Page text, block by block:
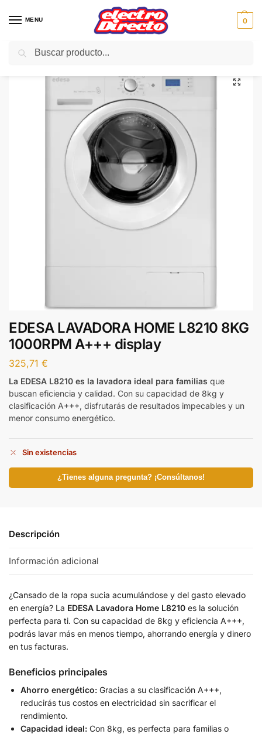
MENU 0
Inicio Gama blanca Lavadoras
EDESA LAVADORA HOME L8210 8KG
1000RPM A+++ display
325,71 €
La EDESA L8210 es la lavadora ideal para familias que
buscan eficiencia y calidad. Con su capacidad de 8kg y
clasificación A+++, disfrutarás de resultados impecables y un
menor consumo energético.
Sin existencias
¿Tienes alguna pregunta? ¡Consúltanos!
Descripción
Información adicional
¿Cansado de la ropa sucia acumulándose y del gasto elevado
en energía? La EDESA Lavadora Home L8210 es la solución
perfecta para ti. Con su capacidad de 8kg y eficiencia A+++,
podrás lavar más en menos tiempo, ahorrando energía y dinero
en tus facturas.
Beneficios principales
Ahorro energético: Gracias a su clasificación A+++,
reducirás tus costos en electricidad sin sacrificar el
rendimiento.
Capacidad ideal: Con 8kg, es perfecta para familias o